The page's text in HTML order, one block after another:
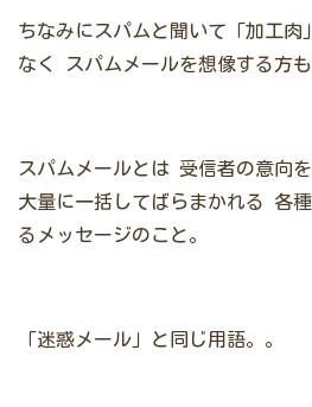
ちなみにスパムと聞いて「加工肉
なく
スパムメールを想像する方
スパムメールとは 受信者の意向
大量に一括してばらまかれる
各
るメッセージのこと。
「迷惑メール」と同じ用語。。